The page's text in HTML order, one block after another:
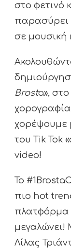
στο φετινό
παρασύρει
σε μουσική
Brosta», στο
χορέψουμε
του Tik Tok
video!
Το
πιο hot
πλατφόρμα
μεγαλώνει!
Λίλας